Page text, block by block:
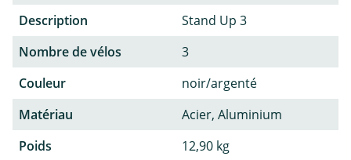
Description
Stand Up 3
Nombre de vélos
3
Couleur
noir/argenté
Matériau
Acier, Aluminium
Poids
12,90 kg